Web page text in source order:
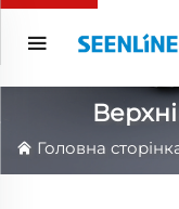
Головна